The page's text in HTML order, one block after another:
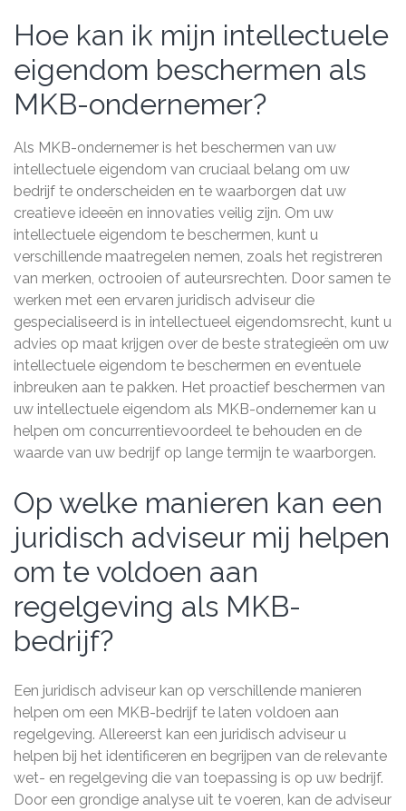
Hoe kan ik mijn intellectuele
eigendom beschermen als
MKB-ondernemer?
Als MKB-ondernemer is het beschermen van uw
intellectuele eigendom van cruciaal belang om uw
bedrijf te onderscheiden en te waarborgen dat uw
creatieve ideeën en innovaties veilig zijn. Om uw
intellectuele eigendom te beschermen, kunt u
verschillende maatregelen nemen, zoals het registreren
van merken, octrooien of auteursrechten. Door samen te
werken met een ervaren juridisch adviseur die
gespecialiseerd is in intellectueel eigendomsrecht, kunt u
advies op maat krijgen over de beste strategieën om uw
intellectuele eigendom te beschermen en eventuele
inbreuken aan te pakken. Het proactief beschermen van
uw intellectuele eigendom als MKB-ondernemer kan u
helpen om concurrentievoordeel te behouden en de
waarde van uw bedrijf op lange termijn te waarborgen.
Op welke manieren kan een
juridisch adviseur mij helpen
om te voldoen aan
regelgeving als MKB-
bedrijf?
Een juridisch adviseur kan op verschillende manieren
helpen om een MKB-bedrijf te laten voldoen aan
regelgeving. Allereerst kan een juridisch adviseur u
helpen bij het identificeren en begrijpen van de relevante
wet- en regelgeving die van toepassing is op uw bedrijf.
Door een grondige analyse uit te voeren, kan de adviseur